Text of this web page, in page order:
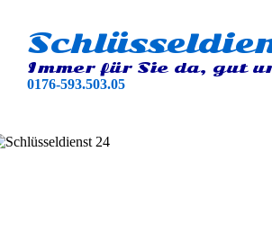
Immer für Sie da, gut
0176-593.503.05